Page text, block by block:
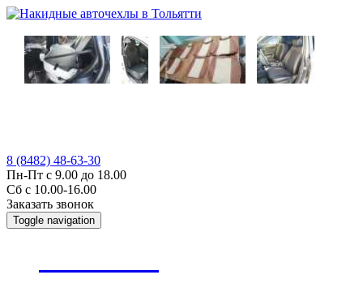
8 (8482) 48-63-30
Пн-Пт с 9.00 до 18.00
Сб с 10.00-16.00
Заказать звонок
Toggle navigation